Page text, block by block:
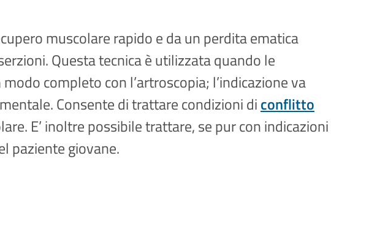
muscolare rapido e da un perdita ematica
Questa tecnica è utilizzata quando le
completo con l’artroscopia; l’indicazione va
Consente di trattare condizioni diconflitto
E’ inoltre possibile trattare, se pur con indicazioni
paziente giovane.